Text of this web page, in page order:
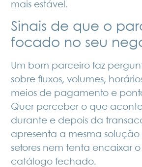
mais estável.
Sinais de que o
focado no seu
Um bom parceiro faz
sobre fluxos, volumes,
meios de pagamento e
Quer perceber o que
durante e depois da
apresenta a mesma solução
setores nem tenta encaixar
catálogo fechado.